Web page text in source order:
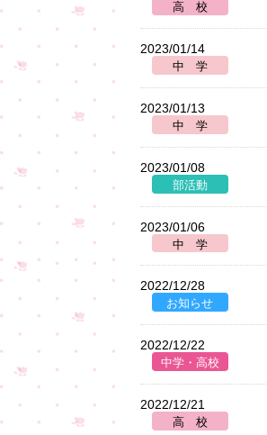
2023/01/14
2023/01/13
2023/01/08
2023/01/06
2022/12/28
2022/12/22
2022/12/21